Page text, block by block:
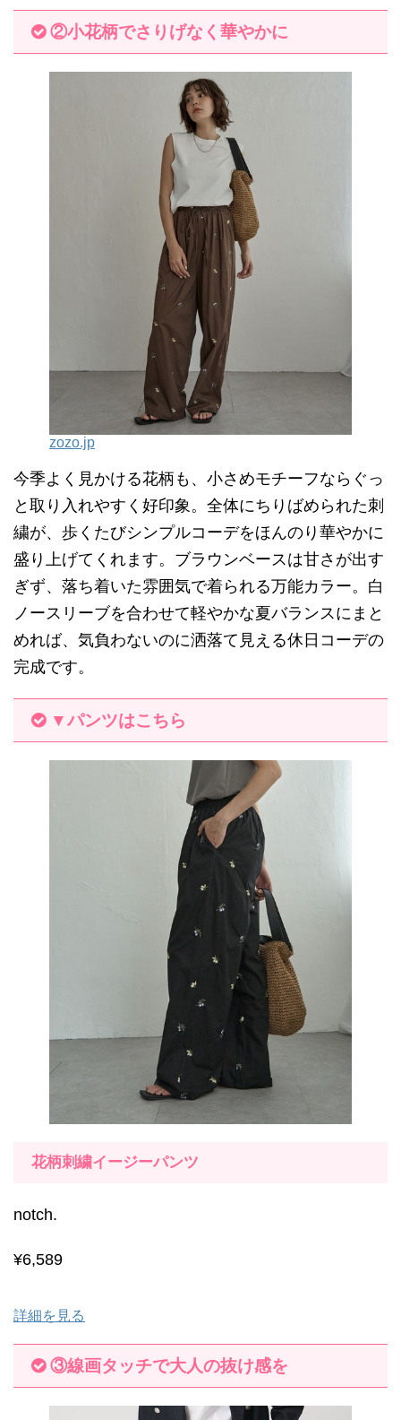
②小花柄でさりげなく華やかに
zozo.jp
今季よく見かける花柄も、小さめモチーフならぐっ
と取り入れやすく好印象。全体にちりばめられた刺
繍が、歩くたびシンプルコーデをほんのり華やかに
盛り上げてくれます。ブラウンベースは甘さが出す
ぎず、落ち着いた雰囲気で着られる万能カラー。白
ノースリーブを合わせて軽やかな夏バランスにまと
めれば、気負わないのに洒落て見える休日コーデの
完成です。
▼パンツはこちら
花柄刺繍イージーパンツ
notch.
¥6,589
詳細を見る
③線画タッチで大人の抜け感を